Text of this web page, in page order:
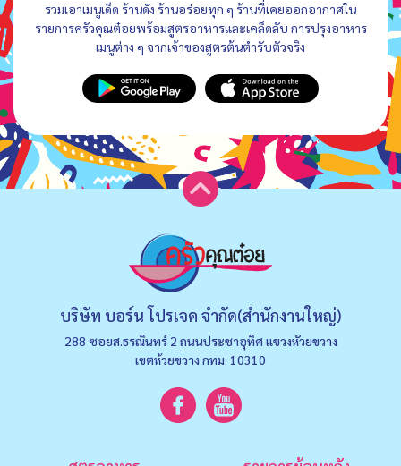
รวมเอาเมนูเด็ด ร้านดัง ร้านอร่อยทุก ๆ ร้านที่เคยออกอากาศใน
รายการครัวคุณต๋อยพร้อมสูตรอาหารและเคล็ดลับ การปรุงอาหาร
เมนูต่าง ๆ จากเจ้าของสูตรต้นตำรับตัวจริง
บริษัท บอร์น โปรเจค จำกัด(สำนักงานใหญ่)
288 ซอยส.ธรณินทร์ 2 ถนนประชาอุทิศ แขวงหัวยขวาง
เขตห้วยขวาง กทม. 10310